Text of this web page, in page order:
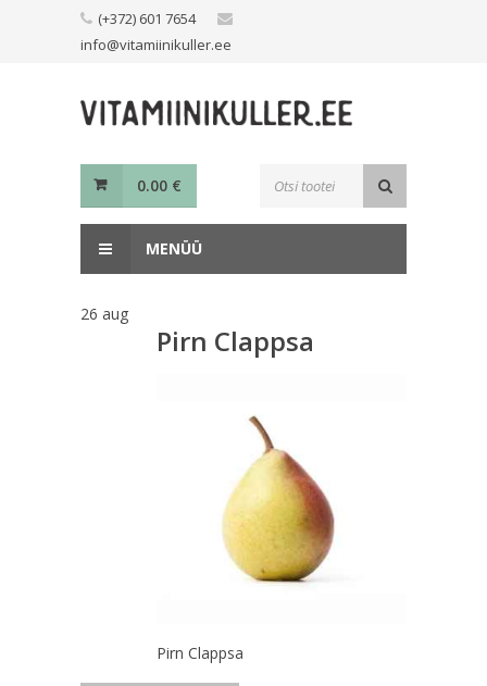
(+372) 601 7654
info@vitamiinikuller.ee
0.00 €
MENÜÜ
26 aug
Pirn Clappsa
Pirn Clappsa